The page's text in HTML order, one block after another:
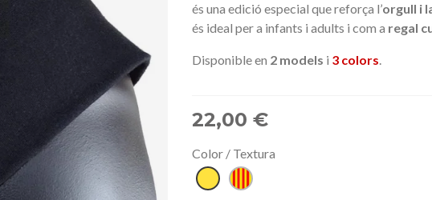
és una edició especial que reforça l’orgull i
és ideal per a infants i adults i com a regal
Disponible en 2 models i 3 colors.
22,00 €
Color / Textura
Groc
Senyera
II
Triar opció
Maleta Secur Line
159,00 €
NOVETAT